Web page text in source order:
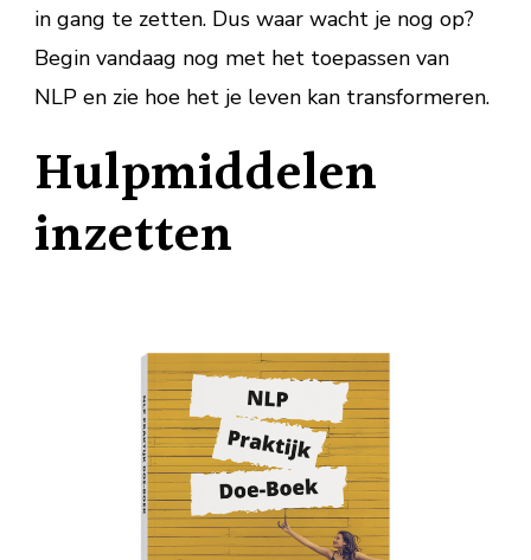
in gang te zetten. Dus waar wacht je nog op?
Begin vandaag nog met het toepassen van
NLP en zie hoe het je leven kan transformeren.
Hulpmiddelen
inzetten